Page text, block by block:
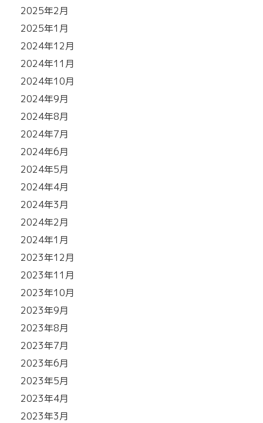
2025年2月
2025年1月
2024年12月
2024年11月
2024年10月
2024年9月
2024年8月
2024年7月
2024年6月
2024年5月
2024年4月
2024年3月
2024年2月
2024年1月
2023年12月
2023年11月
2023年10月
2023年9月
2023年8月
2023年7月
2023年6月
2023年5月
2023年4月
2023年3月